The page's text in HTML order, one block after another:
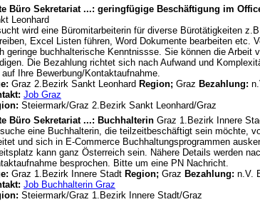
Büro Sekretariat ...: geringfügige Beschäftigung im
Leonhard
wird eine Büromitarbeiterin für diverse Bürotätigkeiten
Excel Listen führen, Word Dokumente bearbeiten etc.
geringe buchhalterische Kenntnissse. Sie können die Arbeit
Die Bezahlung richtet sich nach Aufwand und
Ihre Bewerbung/Kontaktaufnahme.
Graz 2.Bezirk Sankt Leonhard Region; Graz Bezahlung:
Job Graz
Steiermark/Graz 2.Bezirk Sankt Leonhard/Graz
Büro Sekretariat ...: Buchhalterin Graz 1.Bezirk Innere
suche eine Buchhalterin, die teilzeitbeschäftigt sein möchte,
und sich in E-Commerce Buchhaltungsprogrammen
kann ganz Österreich sein. Nähere Details werden
besprochen. Bitte um eine PN Nachricht.
Graz 1.Bezirk Innere Stadt Region; Graz Bezahlung: n.V.
Job Buchhalterin Graz
Steiermark/Graz 1.Bezirk Innere Stadt/Graz